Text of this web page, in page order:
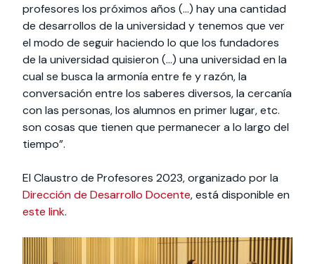
profesores los próximos años (…) hay una cantidad
de desarrollos de la universidad y tenemos que ver
el modo de seguir haciendo lo que los fundadores
de la universidad quisieron (…) una universidad en la
cual se busca la armonía entre fe y razón, la
conversación entre los saberes diversos, la cercanía
con las personas, los alumnos en primer lugar, etc.
son cosas que tienen que permanecer a lo largo del
tiempo”.
El Claustro de Profesores 2023, organizado por la
Dirección de Desarrollo Docente, está disponible en
este link.